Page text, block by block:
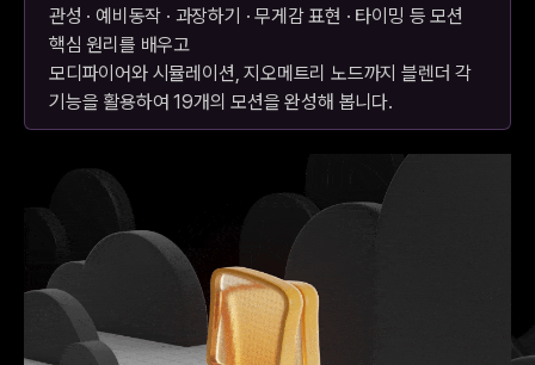
관성 · 예비동작 · 과장하기 · 무게감 표현 · 타이밍 등 모션
핵심 원리를 배우고
모디파이어와 시뮬레이션, 지오메트리 노드까지 블렌더 각
기능을 활용하여 19개의 모션을 완성해 봅니다.